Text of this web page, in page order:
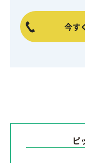
今す
ピ